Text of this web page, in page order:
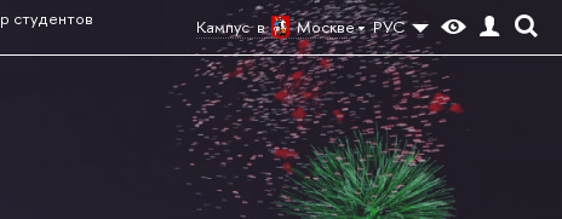
Кампус в Москве РУС
студентов